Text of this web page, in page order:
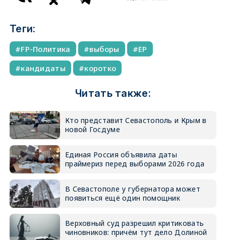
Теги:
FP-Политика выборы
ЕР
кандидаты
коротко
Читать также:
Кто представит Севастополь и Крым в
новой Госдуме
Единая Россия объявила даты
праймериз перед выборами 2026 года
В Севастополе у губернатора может
появиться ещё один помощник
Верховный суд разрешил критиковать
чиновников: причём тут дело Долиной